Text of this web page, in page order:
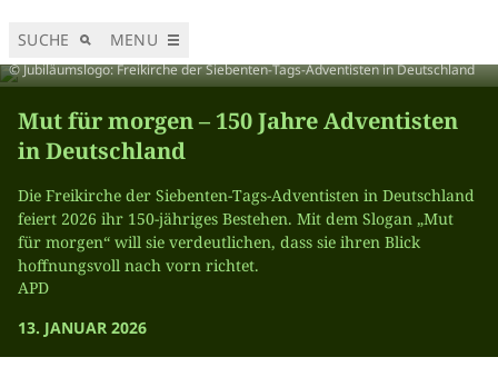
SUCHE MENU
© Jubiläumslogo: Freikirche der Siebenten-Tags-Adventisten in Deutschland
Mut für morgen – 150 Jahre Adventisten
in Deutschland
Die Freikirche der Siebenten-Tags-Adventisten in Deutschland
feiert 2026 ihr 150-jähriges Bestehen. Mit dem Slogan „Mut
für morgen“ will sie verdeutlichen, dass sie ihren Blick
hoffnungsvoll nach vorn richtet.
APD
13. JANUAR 2026